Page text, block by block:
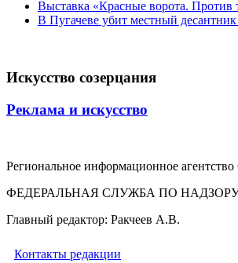
Выставка «Красные ворота.
В Пугачеве убит местный
Искусство созерцания
Реклама и искусство
Региональное информационное
ФЕДЕРАЛЬНАЯ СЛУЖБА ПО
Главный редактор: Ракчеев А.В.
Контакты редакции